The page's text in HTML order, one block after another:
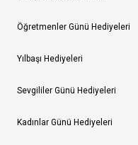
Öğretmenler Günü Hediyeleri
Yılbaşı Hediyeleri
Sevgililer Günü Hediyeleri
Kadınlar Günü Hediyeleri